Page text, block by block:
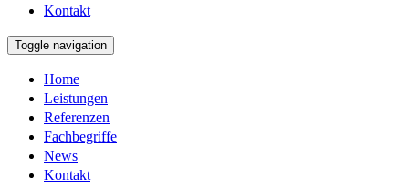
Kontakt
Toggle navigation
Home
Leistungen
Referenzen
Fachbegriffe
News
Kontakt